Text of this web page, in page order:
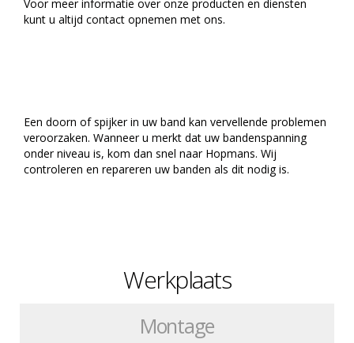
Voor meer informatie over onze producten en diensten
kunt u altijd contact opnemen met ons.
Een doorn of spijker in uw band kan vervellende problemen
veroorzaken. Wanneer u merkt dat uw bandenspanning
onder niveau is, kom dan snel naar Hopmans. Wij
controleren en repareren uw banden als dit nodig is.
Werkplaats
Montage